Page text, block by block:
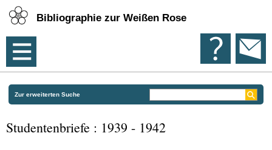
Bibliographie zur Weißen Rose
Zur erweiterten Suche
Studentenbriefe : 1939 - 1942